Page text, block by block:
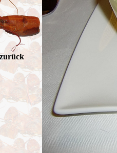
Hummerschere
Flusskrebs
und Thai-Spargel
und Gersten-Kräuter-Risotto
zurück